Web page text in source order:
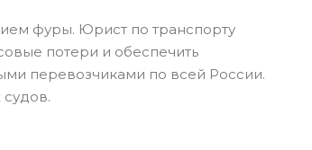
фуры. Юрист по транспорту
потери и обеспечить
перевозчиками по всей России.